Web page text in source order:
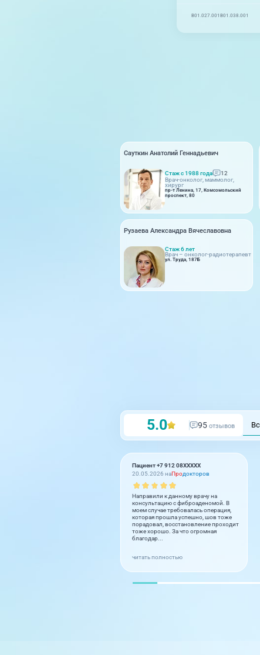
B01.027.001 B01.038.001
Сауткин Анатолий Геннадьевич
Стаж с 1988 года
12
Врач-онколог, маммолог,
хирург
пр-т Ленина, 17, Комсомольский
проспект, 80
Рузаева Александра Вячеславовна
Стаж 6 лет
Врач – онколог-радиотерапевт
ул. Труда, 187Б
5.0 95 отзывов
Пациент +7 912 08XXXXX
20.05.2026 наПродокторов
Направили к данному врачу на
консультацию с фиброаденомой. В
моем случае требовалась операция,
которая прошла успешно, шов тоже
порадовал, восстановление проходит
тоже хорошо. За что огромная
благодар...
читать полностью